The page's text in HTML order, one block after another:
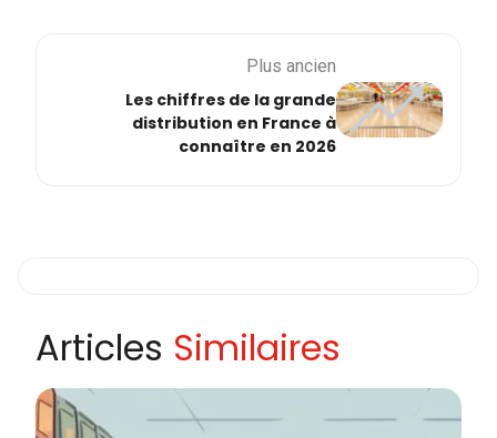
Plus ancien
Les chiffres de la grande
distribution en France à
connaître en 2026
Articles Similaires